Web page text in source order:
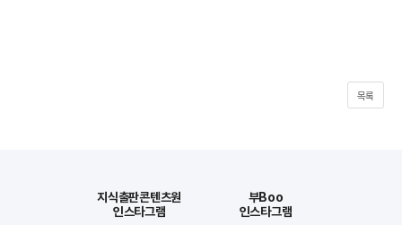
목록
지식출판콘텐츠원
인스타그램
부Boo
인스타그램